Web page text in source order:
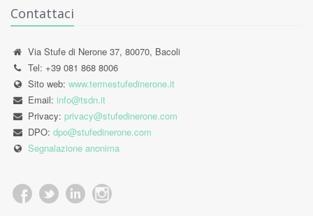
Contattaci
Via Stufe di Nerone 37, 80070, Bacoli
Tel: +39 081 868 8006
Sito web: www.termestufedinerone.it
Email: info@tsdn.it
Privacy: privacy@stufedinerone.com
DPO: dpo@stufedinerone.com
Segnalazione anonima